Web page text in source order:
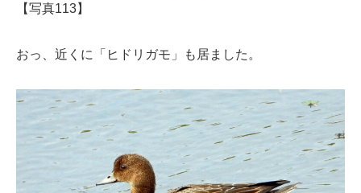
【写真113】
おっ、近くに「ヒドリガモ」も居ました。